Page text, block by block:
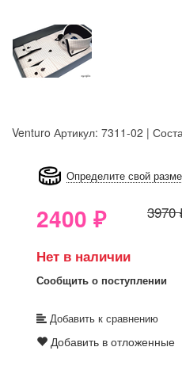
Venturo Артикул: 7311-02 |
Определите свой
2400 ₽ 3970
Нет в наличии
Сообщить о поступлении
Добавить к сравнению
Добавить в отложенные